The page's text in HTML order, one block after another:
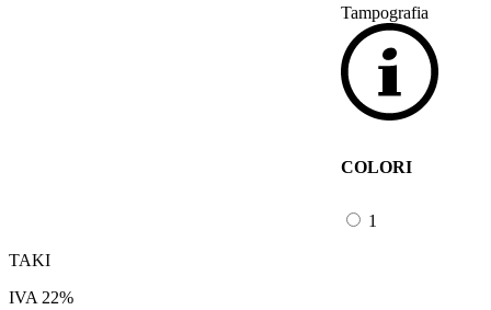
Tampografia
COLORI
1
TAKI
IVA 22%